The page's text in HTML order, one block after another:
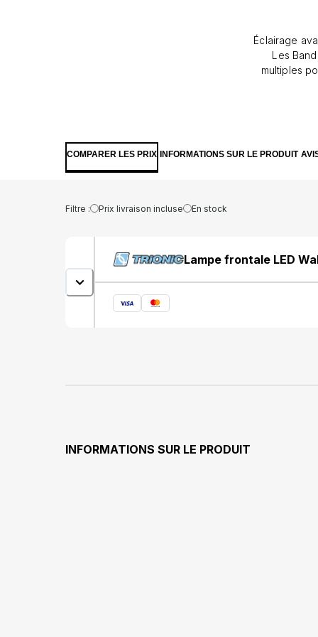
Éclairage
Les
multiples
COMPARER LES PRIX INFORMATIONS SUR LE PRODUIT
Filtre : Prix livraison incluse En stock
Lampe frontale LED
INFORMATIONS SUR LE PRODUIT